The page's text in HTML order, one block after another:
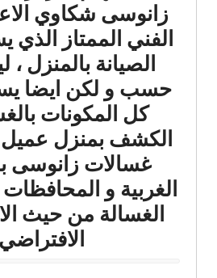
زانوسى شكاوي
الفني الممتاز الذي
الصيانة بالمنزل
حسب و لكن ايضا
كل المكونات
الكشف بمنزل عميل
غسالات زانوسى
الغربية و
الغسالة من حيث